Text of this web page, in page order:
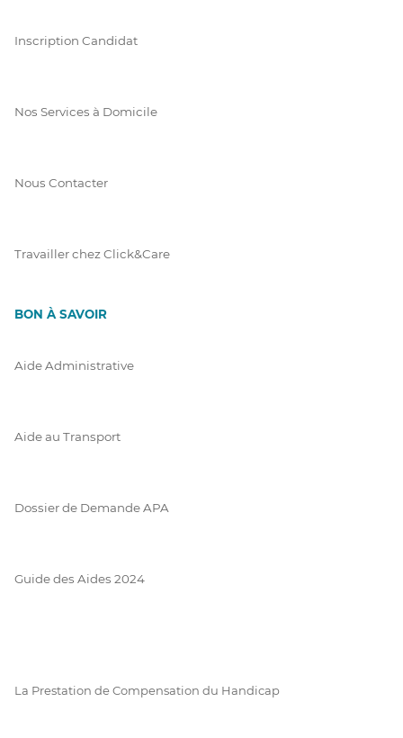
Inscription Candidat
Nos Services à Domicile
Nous Contacter
Travailler chez Click&Care
BON À SAVOIR
Aide Administrative
Aide au Transport
Dossier de Demande APA
Guide des Aides 2024
La Prestation de Compensation du Handicap